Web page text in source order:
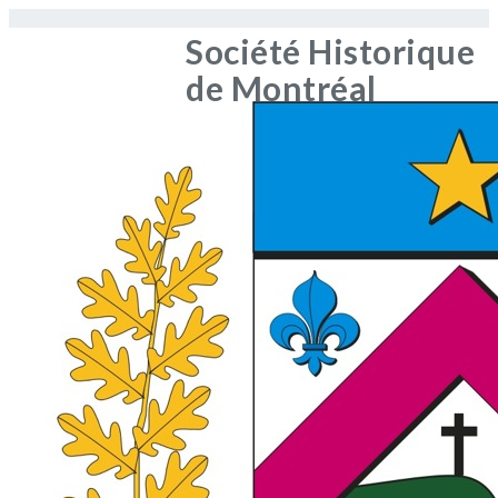
Société Historique
de Montréal